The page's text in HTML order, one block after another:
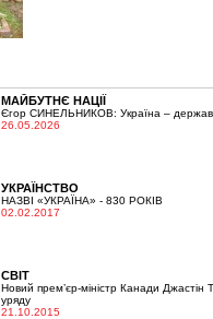
МАЙБУТНЄ НАЦІЇ
Єгор СИНЕЛЬНИКОВ: Україна –
26.05.2026
УКРАЇНСТВО
НАЗВІ «УКРАЇНА» - 830 РОКІВ
02.02.2017
СВІТ
Новий прем’єр-міністр Канади Джастін
уряду
21.10.2015